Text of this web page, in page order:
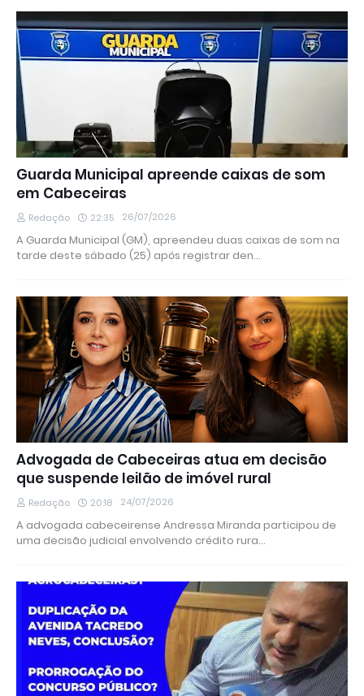
Guarda Municipal apreende caixas de som
em Cabeceiras
Redação 22:35 26/07/2026
A Guarda Municipal (GM), apreendeu duas caixas de som na
tarde deste sábado (25) após registrar den…
Advogada de Cabeceiras atua em decisão
que suspende leilão de imóvel rural
Redação 20:18 24/07/2026
A advogada cabeceirense Andressa Miranda participou de
uma decisão judicial envolvendo crédito rura…